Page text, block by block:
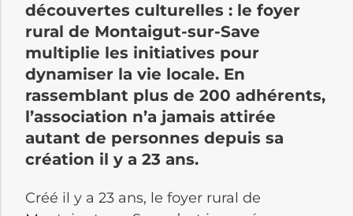
découvertes culturelles : le foyer
rural de Montaigut-sur-Save
multiplie les initiatives pour
dynamiser la vie locale. En
rassemblant plus de 200 adhérents,
l’association n’a jamais attirée
autant de personnes depuis sa
création il y a 23 ans.
Créé il y a 23 ans, le foyer rural de